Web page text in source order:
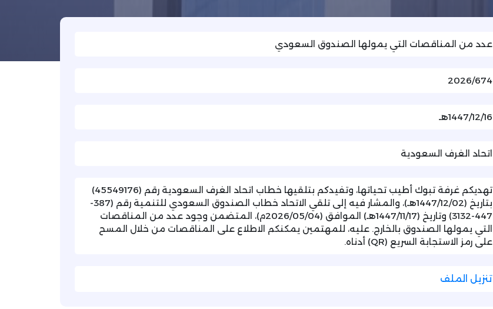
عدد من المناقصات التي يمولها الصندوق السعودي
2026/674
1447/12/16هـ
اتحاد الغرف السعودية
تهديكم غرفة تبوك أطيب تحياتها، وتفيدكم بتلقيها خطاب اتحاد الغرف السعودية رقم (45549176)
بتاريخ (1447/12/02هـ)، والمشار فيه إلى تلقي الاتحاد خطاب الصندوق السعودي للتنمية رقم (387-
447-3132) وتاريخ (1447/11/17هـ) الموافق (2026/05/04م)، المتضمن وجود عدد من المناقصات
التي يمولها الصندوق بالخارج. عليه، للمهتمين يمكنكم الاطلاع على المناقصات من خلال المسح
على رمز الاستجابة السريع (QR) أدناه.
تنزيل الملف